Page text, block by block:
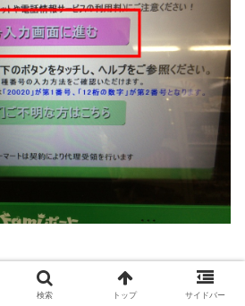
検索 トップ サイドバー